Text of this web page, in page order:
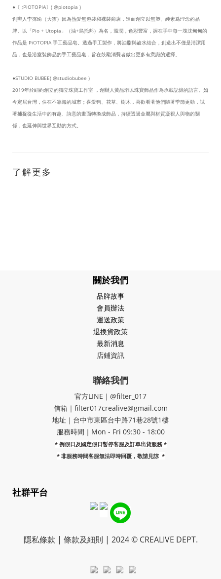
●〔 ;PiOTOPIA〕( @piotopia )
創辦人李霈瑜（大霈）因為熱愛無包裝和裸裝商店，進而創立以無塑、純素爲理念的品
牌。以「Pio + Utopia」（油+烏托邦）為名，溫潤，色彩豐富，握在手中每一塊沈甸甸的
作品是 PiOTOPIA 手工藝品皂。透過手工製作，將油脂與鹼水結合，創造出不僅是清潔用
品，也是浴室裝飾品的手工藝品皂，旨在鼓勵消費者做出更多有意識的選擇。
●STUDIO BUBEE( @studiobubee )
2019年於紐約創立的獨立珠寶工作室 ，創辦人黃品珩以珠寶飾品作為承載記憶的語言。如
今定居台灣，住在不靠海的城市；喜愛狗、花草、樹木，喜歡看著他們隨著季節更動，試
著捕捉從生活中的有趣、詩意的畫面轉換成飾品，持續透過金屬與材質凝視人與物的關
係，也延伸與世界互動的方式。
了解更多
關於我們
品牌故事
會員辦法
運送政策
退換貨政策
最新消息
店鋪資訊
聯絡我們
官方LINE｜@filter_017
信箱｜filter017crealive@gmail.com
地址｜​台中市東區台中路71巷28號1樓
服務時間｜Mon - Fri 09:30 - 18:00
* 例假日及國定假日暫停客服及訂單出貨服務 *
* 非服務時間客服無法即時回覆，敬請見諒 *
社群平台
隱私條款 | 條款及細則 | 2024 © CREALIVE DEPT.